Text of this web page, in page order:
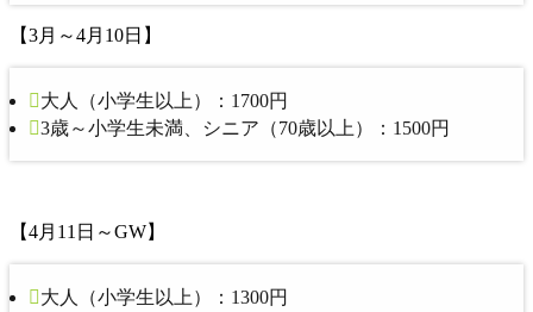
【3月～4月10日】
大人（小学生以上）：1700円
3歳～小学生未満、シニア（70歳以上）：1500円
【4月11日～GW】
大人（小学生以上）：1300円